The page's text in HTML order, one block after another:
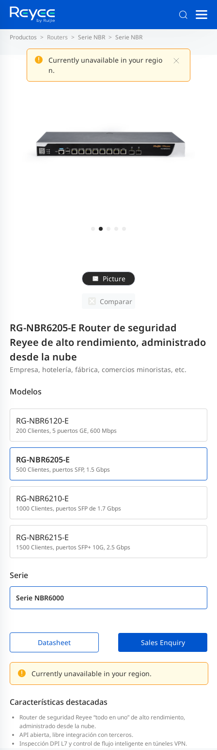
Currently unavailable in your regio
n.
Productos Routers Serie NBR Serie NBR
Picture
Comparar
RG-NBR6205-E Router de seguridad
Reyee de alto rendimiento, administrado
desde la nube
Empresa, hotelería, fábrica, comercios minoristas, etc.
Modelos
RG-NBR6120-E
200 Clientes, 5 puertos GE, 600 Mbps
RG-NBR6205-E
500 Clientes, puertos SFP, 1.5 Gbps
RG-NBR6210-E
1000 Clientes, puertos SFP de 1.7 Gbps
RG-NBR6215-E
1500 Clientes, puertos SFP+ 10G, 2.5 Gbps
Serie
Serie NBR6000
Datasheet Sales Enquiry
Currently unavailable in your region.
Características destacadas
Router de seguridad Reyee “todo en uno” de alto rendimiento,
administrado desde la nube.
API abierta, libre integración con terceros.
Inspección DPI L7 y control de flujo inteligente en túneles VPN.